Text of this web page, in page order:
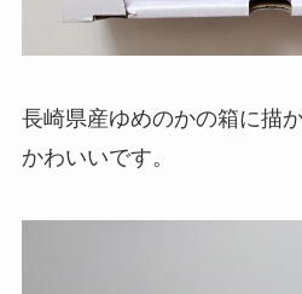
長崎県産ゆめのかの箱に描
かわいいです。